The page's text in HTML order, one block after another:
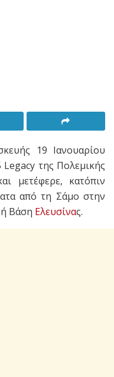
19 Ιανουαρίου
της Πολεμικής
μετέφερε, κατόπιν
από τη Σάμο στην
Βάση Ελευσίνας.